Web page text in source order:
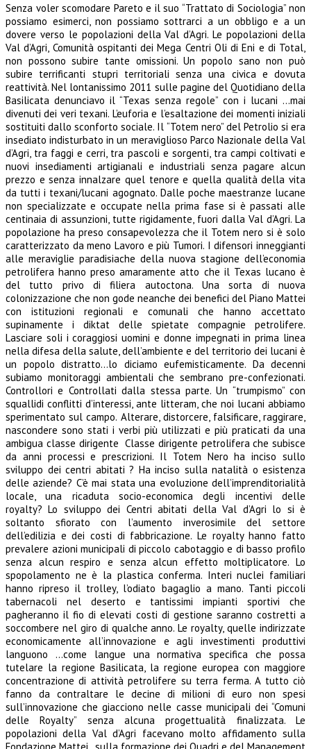
Senza voler scomodare Pareto e il suo “Trattato di Sociologia” non
possiamo esimerci, non possiamo sottrarci a un obbligo e a un
dovere verso le popolazioni della Val d’Agri.Le popolazioni della
Val d’Agri, Comunità ospitanti dei Mega Centri Oli di Eni e di Total,
non possono subire tante omissioni.Un popolo sano non può
subire terrificanti stupri territoriali senza una civica e dovuta
reattività.Nel lontanissimo 2011 sulle pagine del Quotidiano della
Basilicata denunciavo il “Texas senza regole” con i lucani …mai
divenuti dei veri texani. L’euforia e l’esaltazione dei momenti iniziali
sostituiti dallo sconforto sociale. Il “Totem nero” del Petrolio si era
insediato indisturbato in un meraviglioso Parco Nazionale della Val
d’Agri, tra faggi e cerri, tra pascoli e sorgenti, tra campi coltivati e
nuovi insediamenti artigianali e industriali senza pagare alcun
prezzo e senza innalzare quel tenore e quella qualità della vita
da tutti i texani/lucani agognato. Dalle poche maestranze lucane
non specializzate e occupate nella prima fase si è passati alle
centinaia di assunzioni, tutte rigidamente, fuori dalla Val d’Agri. La
popolazione ha preso consapevolezza che il Totem nero si è solo
caratterizzato da meno Lavoro e più Tumori. I difensori inneggianti
alle meraviglie paradisiache della nuova stagione dell’economia
petrolifera hannopreso amaramente atto che il Texas lucano è
del tutto privo di filiera autoctona. Una sorta di nuova
colonizzazione che non gode neanche dei benefici del Piano Mattei
con istituzioni regionali e comunali che hanno accettato
supinamente i diktat delle spietate compagnie petrolifere.
Lasciare soli i coraggiosi uomini e donne impegnati in prima linea
nella difesa della salute, dell’ambiente e del territorio dei lucani è
un popolo distratto…lo diciamo eufemisticamente. Da decenni
subiamo monitoraggi ambientali che sembrano pre-confezionati.
Controllori e Controllati dalla stessa parte.Un “trumpismo” con
squallidi conflitti d’interessi, ante litteram, che noi lucani abbiamo
sperimentato sulcampo. Alterare, distorcere, falsificare, raggirare,
nascondere sono stati i verbi più utilizzati e più praticati da una
ambigua classe dirigente Classe dirigente petrolifera che subisce
da anni processi e prescrizioni. Il Totem Nero ha inciso sullo
sviluppo dei centri abitati ? Ha inciso sulla natalità o esistenza
delle aziende? C’è mai stata una evoluzione dell’imprenditorialità
locale, una ricaduta socio-economica degli incentivi delle
royalty?Lo sviluppo dei Centri abitati della Val d’Agri lo si è
soltanto sfiorato con l’aumento inverosimile del settore
dell’edilizia e dei costi di fabbricazione. Le royalty hanno fatto
prevalere azioni municipali di piccolo cabotaggio e di basso profilo
senza alcunrespiro e senza alcun effetto moltiplicatore. Lo
spopolamento ne è la plastica conferma. Interi nuclei familiari
hanno ripreso il trolley, l’odiato bagaglio a mano. Tanti piccoli
tabernacoli nel deserto e tantissimi impianti sportivi che
pagheranno il fio di elevati costi di gestione saranno costretti a
soccombere nel giro di qualche anno.Le royalty, quelle indirizzate
economicamente all’innovazione e agli investimenti produttivi
languono …come langue una normativa specifica che possa
tutelare la regione Basilicata, la regione europea con maggiore
concentrazione di attività petrolifere su terra ferma.A tutto ciò
fanno da contraltare le decine di milioni di euro non spesi
sull’innovazione che giacciono nelle casse municipali dei “Comuni
delle Royalty” senza alcuna progettualità finalizzata. Le
popolazioni della Val d’Agri facevano molto affidamento sulla